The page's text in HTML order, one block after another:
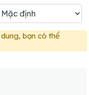
bạn có thể